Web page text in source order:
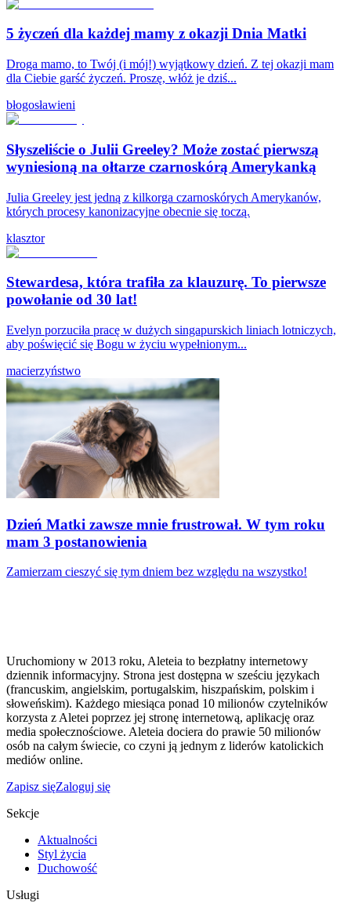
5 życzeń dla każdej mamy z okazji Dnia Matki
Droga mamo, to Twój (i mój!) wyjątkowy dzień. Z tej okazji mam
dla Ciebie garść życzeń. Proszę, włóż je dziś...
błogosławieni
Słyszeliście o Julii Greeley? Może zostać pierwszą
wyniesioną na ołtarze czarnoskórą Amerykanką
Julia Greeley jest jedną z kilkorga czarnoskórych Amerykanów,
których procesy kanonizacyjne obecnie się toczą.
klasztor
Stewardesa, która trafiła za klauzurę. To pierwsze
powołanie od 30 lat!
Evelyn porzuciła pracę w dużych singapurskich liniach lotniczych,
aby poświęcić się Bogu w życiu wypełnionym...
macierzyństwo
Dzień Matki zawsze mnie frustrował. W tym roku
mam 3 postanowienia
Zamierzam cieszyć się tym dniem bez względu na wszystko!
Uruchomiony w 2013 roku, Aleteia to bezpłatny internetowy
dziennik informacyjny. Strona jest dostępna w sześciu językach
(francuskim, angielskim, portugalskim, hiszpańskim, polskim i
słoweńskim). Każdego miesiąca ponad 10 milionów czytelników
korzysta z Aletei poprzez jej stronę internetową, aplikację oraz
media społecznościowe. Aleteia dociera do prawie 50 milionów
osób na całym świecie, co czyni ją jednym z liderów katolickich
mediów online.
Zapisz sięZaloguj się
Sekcje
Aktualności
Styl życia
Duchowość
Usługi